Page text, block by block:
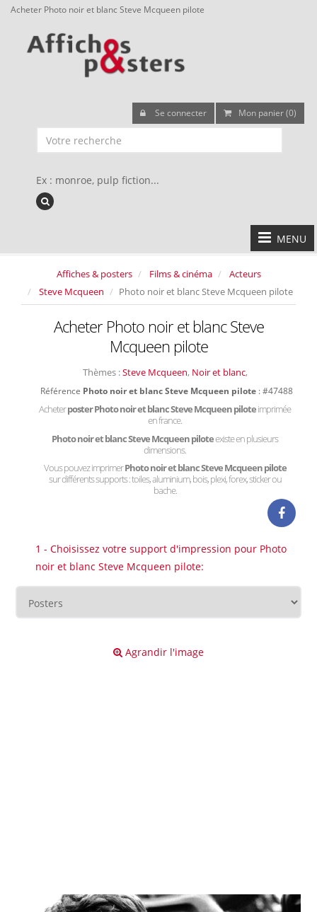
Acheter Photo noir et blanc Steve Mcqueen pilote
Se connecter Mon panier (0)
Ex : monroe, pulp fiction...
MENU
Affiches & posters Films & cinéma
Acteurs
Steve Mcqueen
Photo noir et blanc Steve Mcqueen pilote
Acheter Photo noir et blanc Steve
Mcqueen pilote
Thèmes :Steve Mcqueen, Noir et blanc,
Référence Photo noir et blanc Steve Mcqueen pilote : #47488
Acheterposter Photo noir et blanc Steve Mcqueen piloteimprimée
en france.
Photo noir et blanc Steve Mcqueen piloteexiste en plusieurs
dimensions.
Vous pouvez imprimerPhoto noir et blanc Steve Mcqueen pilote
sur différents supports : toiles, aluminium, bois, plexi, forex, sticker ou
bache.
1 - Choisissez votre support d'impression pour Photo
noir et blanc Steve Mcqueen pilote:
Agrandir l'image